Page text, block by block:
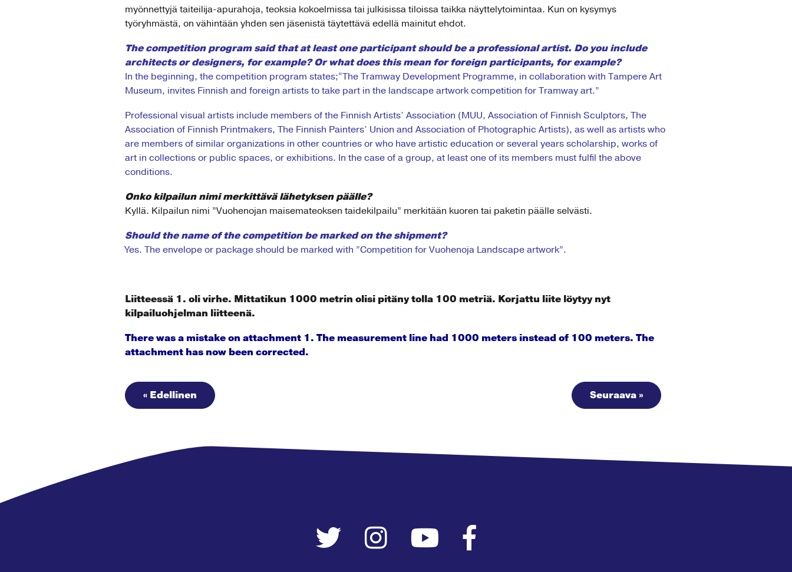
myönnettyjä taiteilija-apurahoja, teoksia kokoelmissa tai julkisissa tiloissa taikka näyttelytoimintaa. Kun on kysymys
työryhmästä, on vähintään yhden sen jäsenistä täytettävä edellä mainitut ehdot.
The competition program said that at least one participant should be a professional artist. Do you include
architects or designers, for example? Or what does this mean for foreign participants, for example?
In the beginning, the competition program states;“The Tramway Development Programme, in collaboration with Tampere Art
Museum, invites Finnish and foreign artists to take part in the landscape artwork competition for Tramway art.”
Professional visual artists include members of the Finnish Artists’ Association (MUU, Association of Finnish Sculptors, The
Association of Finnish Printmakers, The Finnish Painters’ Union and Association of Photographic Artists), as well as artists who
are members of similar organizations in other countries or who have artistic education or several years scholarship, works of
art in collections or public spaces, or exhibitions. In the case of a group, at least one of its members must fulfil the above
conditions.
Onko kilpailun nimi merkittävä lähetyksen päälle?
Kyllä. Kilpailun nimi ”Vuohenojan maisemateoksen taidekilpailu” merkitään kuoren tai paketin päälle selvästi.
Shouldthename of the competition be marked on the shipment?
Yes. The envelope or package should be marked with ”Competition for Vuohenoja Landscape artwork”.
Liitteessä 1. oli virhe. Mittatikun 1000 metrin olisi pitäny tolla 100 metriä. Korjattu liite löytyy nyt
kilpailuohjelman liitteenä.
There was a mistake on attachment 1. The measurement line had 1000 meters instead of 100 meters. The
attachment has now been corrected.
Seuraava »
« Edellinen